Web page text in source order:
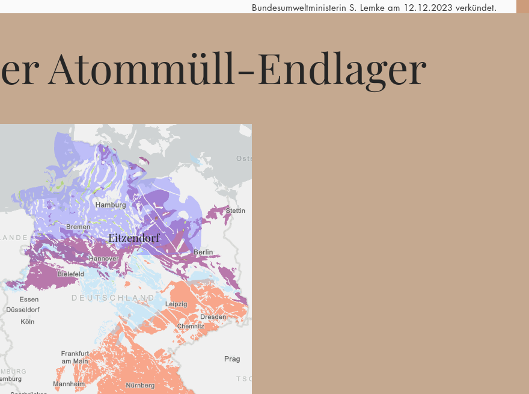
Bundesumweltministerin S. Lemke am 12.12.2023 verkündet.
Atommüll-Endlager
Eitzendorf